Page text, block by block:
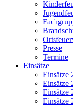
Presse
Termine
Einsätze
Einsätze
Einsätze
Einsätze
Einsätze